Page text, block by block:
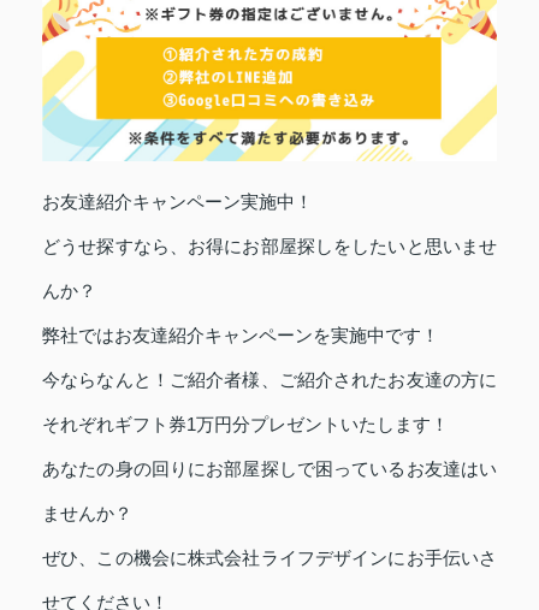
お友達紹介キャンペーン実施中！
どうせ探すなら、お得にお部屋探しをしたいと思いませ
んか？
弊社ではお友達紹介キャンペーンを実施中です！
今ならなんと！ご紹介者様、ご紹介されたお友達の方に
それぞれギフト券1万円分プレゼントいたします！
あなたの身の回りにお部屋探しで困っているお友達はい
ませんか？
ぜひ、この機会に株式会社ライフデザインにお手伝いさ
せてください！